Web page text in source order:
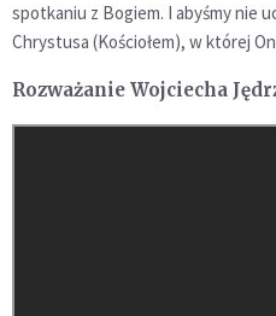
spotkaniu z Bogiem. I abyśmy nie
Chrystusa (Kościołem), w której
Rozważanie Wojciecha